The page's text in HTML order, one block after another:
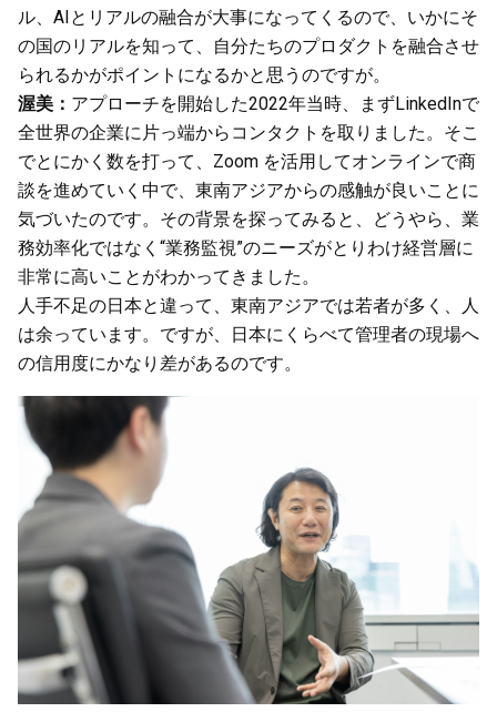
ル、AIとリアルの融合が大事になってくるので、いかにそ
の国のリアルを知って、自分たちのプロダクトを融合させ
られるかがポイントになるかと思うのですが。
渥美： アプローチを開始した2022年当時、まずLinkedInで
全世界の企業に片っ端からコンタクトを取りました。そこ
でとにかく数を打って、Zoom を活用してオンラインで商
談を進めていく中で、東南アジアからの感触が良いことに
気づいたのです。その背景を探ってみると、どうやら、業
務効率化ではなく“業務監視”のニーズがとりわけ経営層に
非常に高いことがわかってきました。
人手不足の日本と違って、東南アジアでは若者が多く、人
は余っています。ですが、日本にくらべて管理者の現場へ
の信用度にかなり差があるのです。